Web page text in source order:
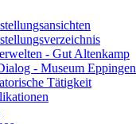
- Gut Altenkamp
- Museum Eppingen
Tätigkeit